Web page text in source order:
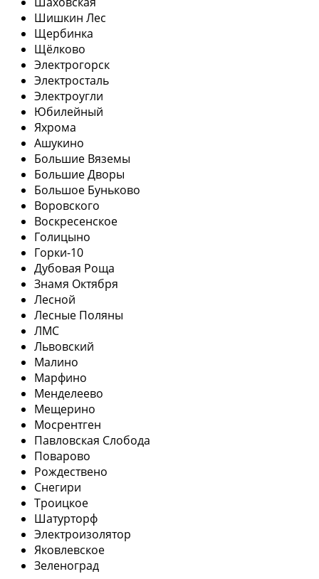
Шишкин Лес
Щербинка
Щёлково
Электрогорск
Электросталь
Электроугли
Юбилейный
Яхрома
Ашукино
Большие Вяземы
Большие Дворы
Большое Буньково
Воровского
Воскресенское
Голицыно
Горки-10
Дубовая Роща
Знамя Октября
Лесной
Лесные Поляны
ЛМС
Львовский
Малино
Марфино
Менделеево
Мещерино
Мосрентген
Павловская Слобода
Поварово
Рождествено
Снегири
Троицкое
Шатурторф
Электроизолятор
Яковлевское
Зеленоград